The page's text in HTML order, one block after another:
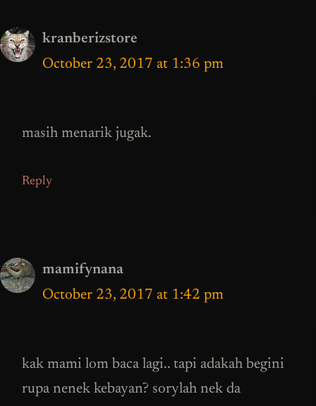
kranberizstore
October 23, 2017 at 1:36 pm
masih menarik jugak.
Reply
mamifynana
October 23, 2017 at 1:42 pm
kak mami lom baca lagi.. tapi adakah begini
rupa nenek kebayan? sorylah nek da